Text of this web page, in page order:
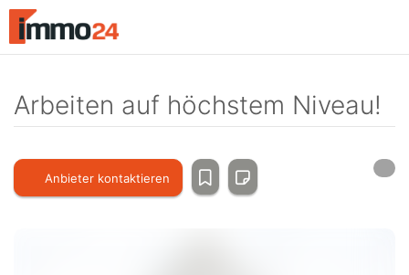
Accessibility
Modus
zum
Inhalt
Arbeiten auf höchstem Niveau!
Anbieter kontaktieren